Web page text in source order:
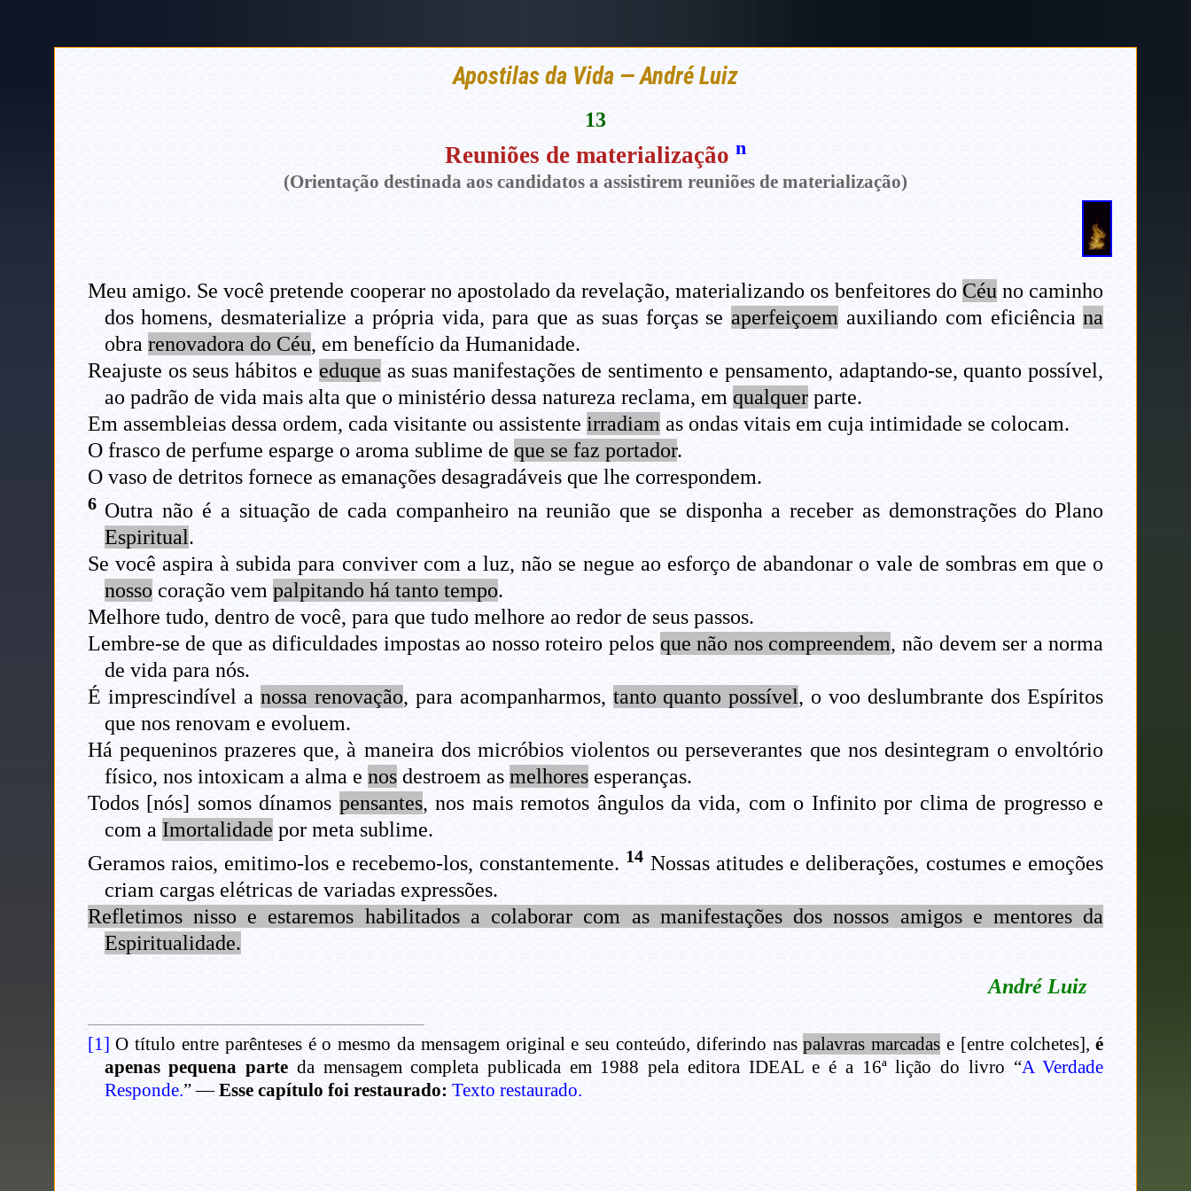
Apostilas da Vida — André Luiz
13
Reuniões de materialização n
(Orientação destinada aos candidatos a assistirem reuniões de materialização)
Meu amigo. Se você pretende cooperar no apostolado da revelação, materializando os benfeitores do Céu no caminho
dos homens, desmaterialize a própria vida, para que as suas forças se aperfeiçoem auxiliando com eficiênciana
obra renovadora do Céu, em benefício da Humanidade.
Reajuste os seus hábitos e eduque as suas manifestações de sentimento e pensamento, adaptando-se, quanto possível,
ao padrão de vida mais alta que o ministério dessa natureza reclama, em qualquerparte.
Em assembleias dessa ordem, cada visitante ou assistente irradiam as ondas vitais em cuja intimidade se colocam.
O frasco de perfume esparge o aroma sublime de que se faz portador.
O vaso de detritos fornece as emanações desagradáveis que lhe correspondem.
6Outra não é a situação de cada companheiro na reunião que se disponha a receber as demonstrações do Plano
Espiritual.
Se você aspira à subida para conviver com a luz, não se negue ao esforço de abandonar o vale de sombras em que o
nosso coração vem palpitando há tanto tempo.
Melhore tudo, dentro de você, para que tudo melhore ao redor de seus passos.
Lembre-se de que as dificuldades impostas ao nosso roteiro pelos que não nos compreendem, não devem ser a norma
de vida para nós.
É imprescindível a nossa renovação, para acompanharmos, tanto quanto possível, o voo deslumbrante dos Espíritos
que nos renovam e evoluem.
Há pequeninos prazeres que, à maneira dos micróbios violentos ou perseverantes que nos desintegram o envoltório
físico, nos intoxicam a alma e nosdestroem as melhoresesperanças.
Todos [nós] somos dínamos pensantes, nos mais remotos ângulos da vida, com o Infinito por clima de progresso e
com a Imortalidade por meta sublime.
Geramos raios, emitimo-los e recebemo-los, constantemente. 14 Nossas atitudes e deliberações, costumes e emoções
criam cargas elétricas de variadas expressões.
Refletimos nisso e estaremos habilitados a colaborar com as manifestações dos nossos amigos e mentores da
Espiritualidade.
André Luiz
[1] O título entre parênteses é o mesmo da mensagem original e seu conteúdo, diferindo naspalavras marcadas e [entre colchetes],é
apenas pequena parte da mensagem completa publicada em 1988 pela editora IDEAL e é a 16ª lição do livro “A Verdade
Responde.” —Esse capítulo foi restaurado: Texto restaurado.